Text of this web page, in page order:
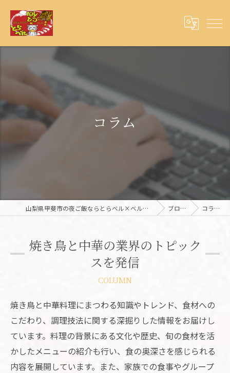
コラム
山梨県甲斐市の夜ご飯ならとらベル×ベルとら ブログ コラム
焼き鳥と中華の業界のトピック
スを発信
COLUMN
焼き鳥と中華料理にまつわる知識やトレンド、食材への
こだわり、調理技法に関する深掘りした情報をお届けし
ています。料理の背景にある文化や歴史、旬の食材を活
かしたメニューの紹介も行い、食の奥深さを感じられる
内容を展開しています。また、家族での食事やグループ